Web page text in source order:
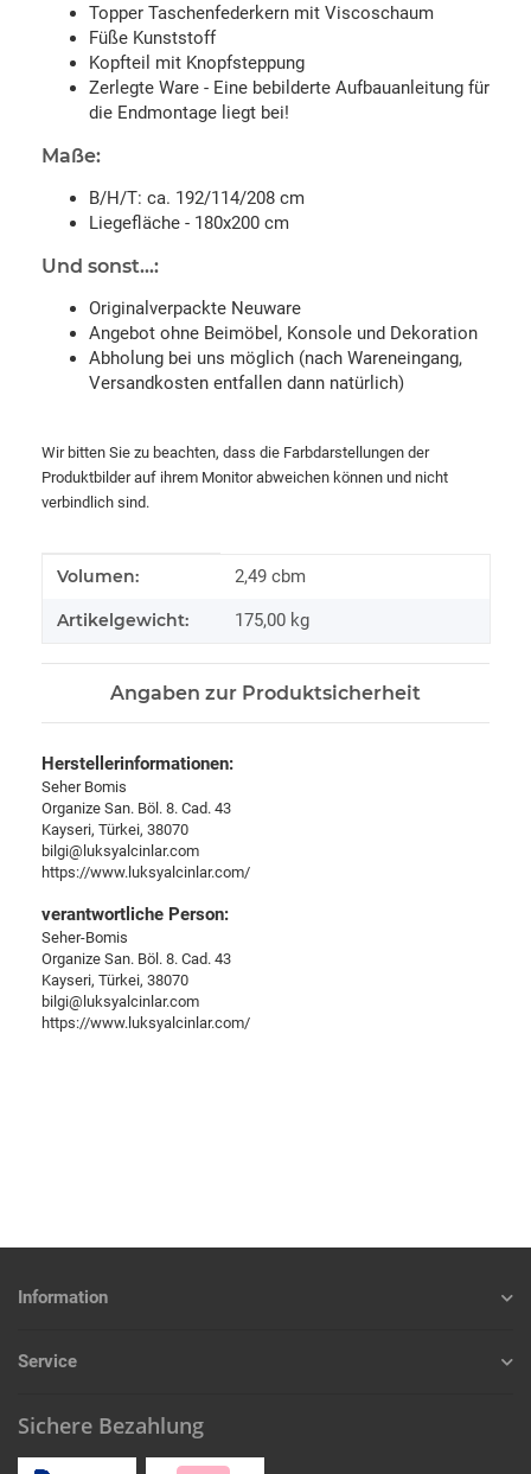
Topper Taschenfederkern mit Viscoschaum
Füße Kunststoff
Kopfteil mit Knopfsteppung
Zerlegte Ware - Eine bebilderte Aufbauanleitung für
die Endmontage liegt bei!
Maße:
B/H/T: ca. 192/114/208 cm
Liegefläche - 180x200 cm
Und sonst...:
Originalverpackte Neuware
Angebot ohne Beimöbel, Konsole und Dekoration
Abholung bei uns möglich (nach Wareneingang,
Versandkosten entfallen dann natürlich)
Wir bitten Sie zu beachten, dass die Farbdarstellungen der
Produktbilder auf ihrem Monitor abweichen können und nicht
verbindlich sind.
Produkteigenschaft
Wert
Volumen: 2,49 cbm
Artikelgewicht: 175,00 kg
Angaben zur Produktsicherheit
Herstellerinformationen:
Seher Bomis
Organize San. Böl. 8. Cad. 43
Kayseri, Türkei, 38070
bilgi@luksyalcinlar.com
https://www.luksyalcinlar.com/
verantwortliche Person:
Seher-Bomis
Organize San. Böl. 8. Cad. 43
Kayseri, Türkei, 38070
bilgi@luksyalcinlar.com
https://www.luksyalcinlar.com/
Information
Service
Sichere Bezahlung